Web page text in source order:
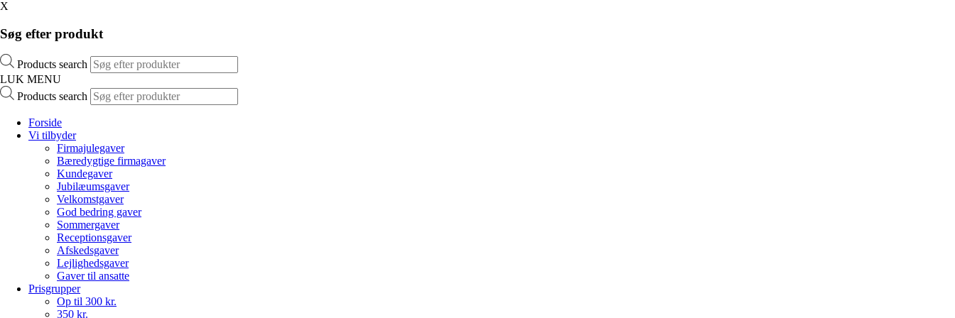
X
Søg efter produkt
Products search
LUK MENU
Products search
Forside
Vi tilbyder
Firmajulegaver
Bæredygtige firmagaver
Kundegaver
Jubilæumsgaver
Velkomstgaver
God bedring gaver
Sommergaver
Receptionsgaver
Afskedsgaver
Lejlighedsgaver
Gaver til ansatte
Prisgrupper
Op til 300 kr.
350 kr.